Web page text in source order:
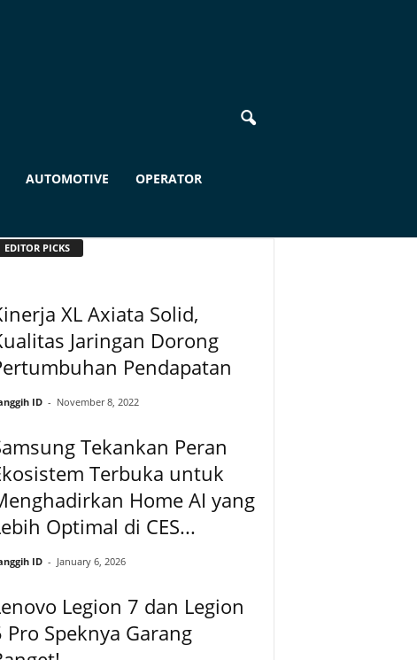
AUTOMOTIVE OPERATOR
EDITOR PICKS
XL Axiata Solid,
Jaringan Dorong
Pendapatan
ID - November 8, 2022
Tekankan Peran
Terbuka untuk
Home AI yang
Optimal di CES...
ID - January 6, 2026
Legion 7 dan Legion
Pro Speknya Garang